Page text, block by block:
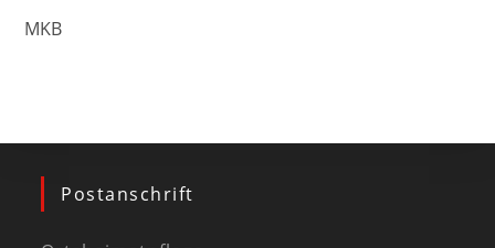
MKB
Postanschrift